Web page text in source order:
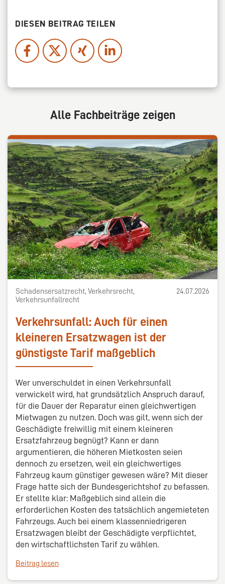
DIESEN BEITRAG TEILEN
Alle Fachbeiträge zeigen
Schadensersatzrecht, Verkehrsrecht,
Verkehrsunfallrecht
24.07.2026
Verkehrsunfall: Auch für einen
kleineren Ersatzwagen ist der
günstigste Tarif maßgeblich
Wer unverschuldet in einen Verkehrsunfall
verwickelt wird, hat grundsätzlich Anspruch darauf,
für die Dauer der Reparatur einen gleichwertigen
Mietwagen zu nutzen. Doch was gilt, wenn sich der
Geschädigte freiwillig mit einem kleineren
Ersatzfahrzeug begnügt? Kann er dann
argumentieren, die höheren Mietkosten seien
dennoch zu ersetzen, weil ein gleichwertiges
Fahrzeug kaum günstiger gewesen wäre? Mit dieser
Frage hatte sich der Bundesgerichtshof zu befassen.
Er stellte klar: Maßgeblich sind allein die
erforderlichen Kosten des tatsächlich angemieteten
Fahrzeugs. Auch bei einem klassenniedrigeren
Ersatzwagen bleibt der Geschädigte verpflichtet,
den wirtschaftlichsten Tarif zu wählen.
Beitrag lesen